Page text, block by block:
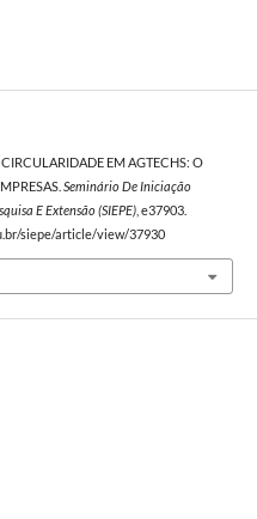
EM AGTECHS: O
Seminário De Iniciação
E Extensão (SIEPE), e37903.
siepe/article/view/37930